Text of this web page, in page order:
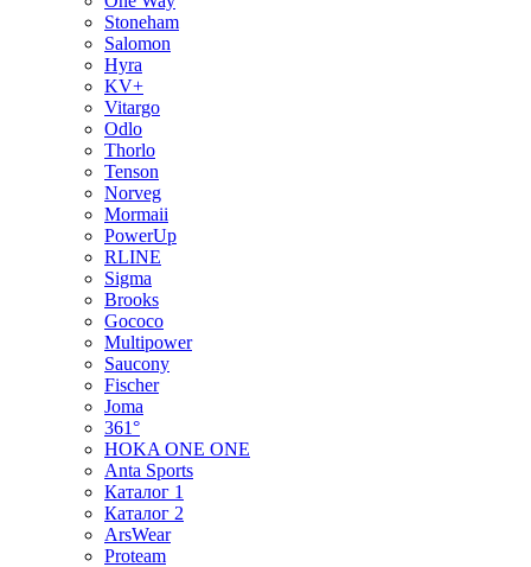
Stoneham
Salomon
Hyra
KV+
Vitargo
Odlo
Thorlo
Tenson
Norveg
Mormaii
PowerUp
RLINE
Sigma
Brooks
Gococo
Multipower
Saucony
Fischer
Joma
361°
HOKA ONE ONE
Anta Sports
Каталог 1
Каталог 2
ArsWear
Proteam